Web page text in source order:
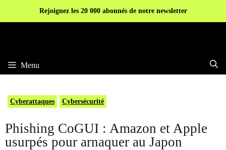
Rejoignez les 20 000 abonnés de notre newsletter
Menu
Cyberattaques Cybersécurité
Phishing CoGUI : Amazon et Apple
usurpés pour arnaquer au Japon